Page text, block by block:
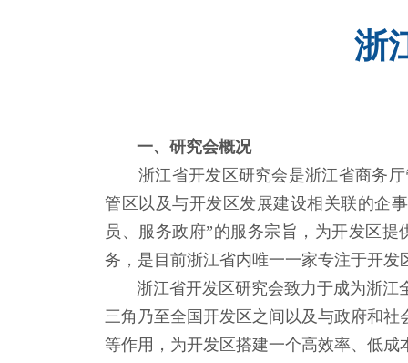
一、研究会概况
浙江省开发区研究会是浙江省商务
管区以及与开发区发展建设相关联的企
员、服务政府”的服务宗旨，为开发区
务，是目前浙江省内唯一一家专注于开发
浙江省开发区研究会致力于成为浙江
三角乃至全国开发区之间以及与政府和
等作用，为开发区搭建一个高效率、低
浙